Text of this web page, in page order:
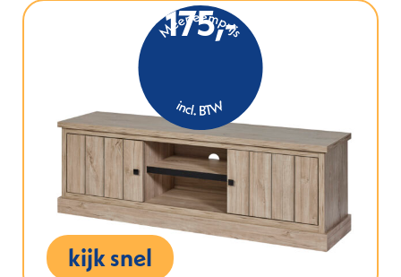
175,-
kijk snel